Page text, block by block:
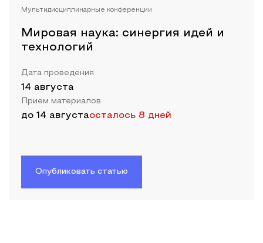
Мультидисциплинарные конференции
Мировая наука: синергия идей и
технологий
Дата проведения
14 августа
Прием материалов
до 14 августаосталось 8 дней
Опубликовать статью